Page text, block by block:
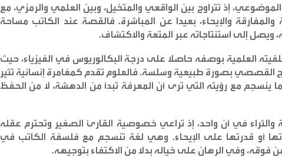
إذ تتراوح بين الواقعي والمتخيل، وبين العلمي والرمزي، مع
والإيحاء، بعيدا عن المباشرة. فالقصة عند الكاتب مساحة
ويصل إلى استنتاجاته عبر المتعة والاكتشاف.
العلمية بوصفه حاصلا على درجة البكالوريوس في الفيزياء، حيث
القصصي بصورة طبيعية وسلسة. فالعلوم تقدم كمغامرة إنسانية تثير
ينسجم مع رؤيته التي ترى أن المعرفة تبدأ من الدهشة، لا من الحفظ
والثراء في آن واحد، إذ تراعي خصوصية القارئ الصغير وتحترم عقله
أو قدرتها على الإيحاء. وهي لغة تنسجم مع فلسفة الكاتب في
فوقه، وفي الرهان على خياله بدلا من الاكتفاء بتوجيهه.